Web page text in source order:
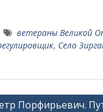
ветераны Великой
, Село
Порфирьевич.